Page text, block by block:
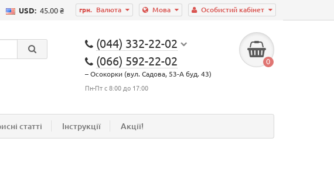
Особистий кабінет
Мова
грн. Валюта
USD: 45.00 ₴
(044) 332-22-02
(066) 592-22-02
– Осокорки (вул. Садова, 53-А буд. 43)
Пн-Пт с 8:00 до 17:00
0
статті Інструкції Акції!